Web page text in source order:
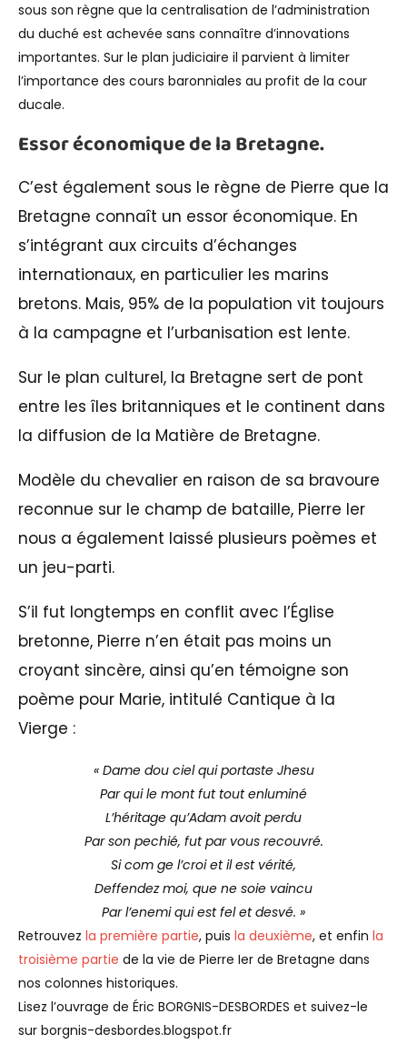
sous son règne que la centralisation de l’administration
du duché est achevée sans connaître d’innovations
importantes. Sur le plan judiciaire il parvient à limiter
l’importance des cours baronniales au profit de la cour
ducale.
Essor économique de la Bretagne.
C’est également sous le règne de Pierre que la
Bretagne connaît un essor économique. En
s’intégrant aux circuits d’échanges
internationaux, en particulier les marins
bretons. Mais, 95% de la population vit toujours
à la campagne et l’urbanisation est lente.
Sur le plan culturel, la Bretagne sert de pont
entre les îles britanniques et le continent dans
la diffusion de la Matière de Bretagne.
Modèle du chevalier en raison de sa bravoure
reconnue sur le champ de bataille, Pierre Ier
nous a également laissé plusieurs poèmes et
un jeu-parti.
S’il fut longtemps en conflit avec l’Église
bretonne, Pierre n’en était pas moins un
croyant sincère, ainsi qu’en témoigne son
poème pour Marie, intitulé Cantique à la
Vierge :
« Dame dou ciel qui portaste Jhesu
Par qui le mont fut tout enluminé
L’héritage qu’Adam avoit perdu
Par son pechié, fut par vous recouvré.
Si com ge l’croi et il est vérité,
Deffendez moi, que ne soie vaincu
Par l’enemi qui est fel et desvé. »
Retrouvez la première partie, puis la deuxième, et enfin la
troisième partie de la vie de Pierre Ier de Bretagne dans
nos colonnes historiques.
Lisez l’ouvrage de Éric BORGNIS-DESBORDES et suivez-le
sur borgnis-desbordes.blogspot.fr